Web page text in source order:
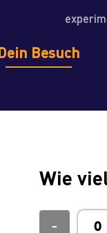
Dein Besuch
Wie